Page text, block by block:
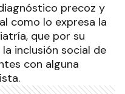
precoz y
como lo expresa la
que por su
inclusión social de
con alguna